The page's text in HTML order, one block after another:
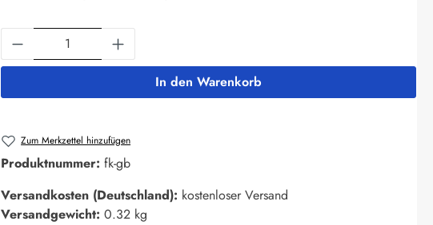
Produkt Anzahl: Gib den gewünschten Wert ein
In den Warenkorb
Zum Merkzettel hinzufügen
Produktnummer: fk-gb
Versandkosten (Deutschland): kostenloser Versand
Versandgewicht: 0.32 kg